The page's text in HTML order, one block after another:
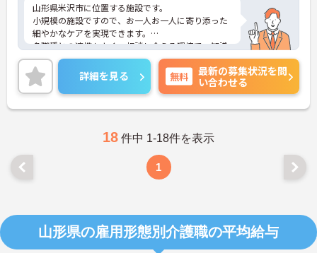
山形県米沢市に位置する施設です。
小規模の施設ですので、お一人お一人に寄り添った
細やかなケアを実現できます。
多職種との連携もよく、相談し合える環境で、知識
の取得等スキルアップも目指せます。
ご興味ある方には、面接対策ポイントなど、さらに
詳細をお話しいたしますのでお気軽にご相談くださ
い！
詳細を見る 無料
最新の募集状況を問
い合わせる
18 件中 1-18件を表示
1
山形県の雇用形態別介護職の平均給与